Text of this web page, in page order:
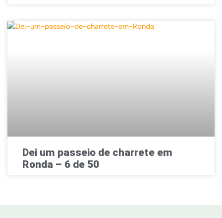
Dei um passeio de charrete em
Ronda – 6 de 50